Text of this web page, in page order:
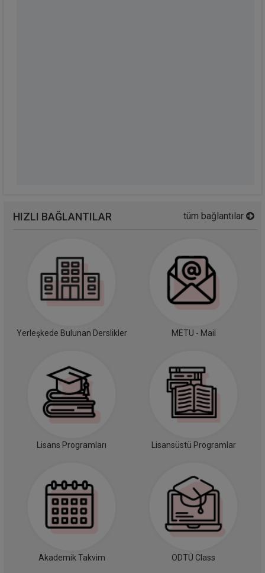
HIZLI BAĞLANTILAR tüm bağlantılar
Yerleşkede Bulunan Derslikler METU - Mail
Lisans Programları Lisansüstü Programlar
Akademik Takvim ODTÜ Class